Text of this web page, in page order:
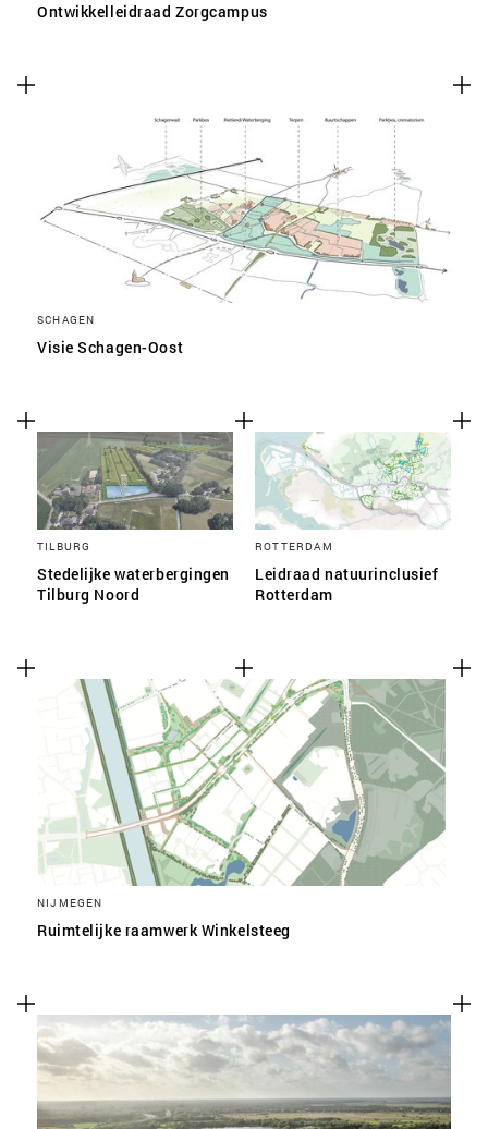
Ontwikkelleidraad Zorgcampus
SCHAGEN
Visie Schagen-Oost
TILBURG
Stedelijke waterbergingen
Tilburg Noord
ROTTERDAM
Leidraad natuurinclusief
Rotterdam
NIJMEGEN
Ruimtelijke raamwerk Winkelsteeg